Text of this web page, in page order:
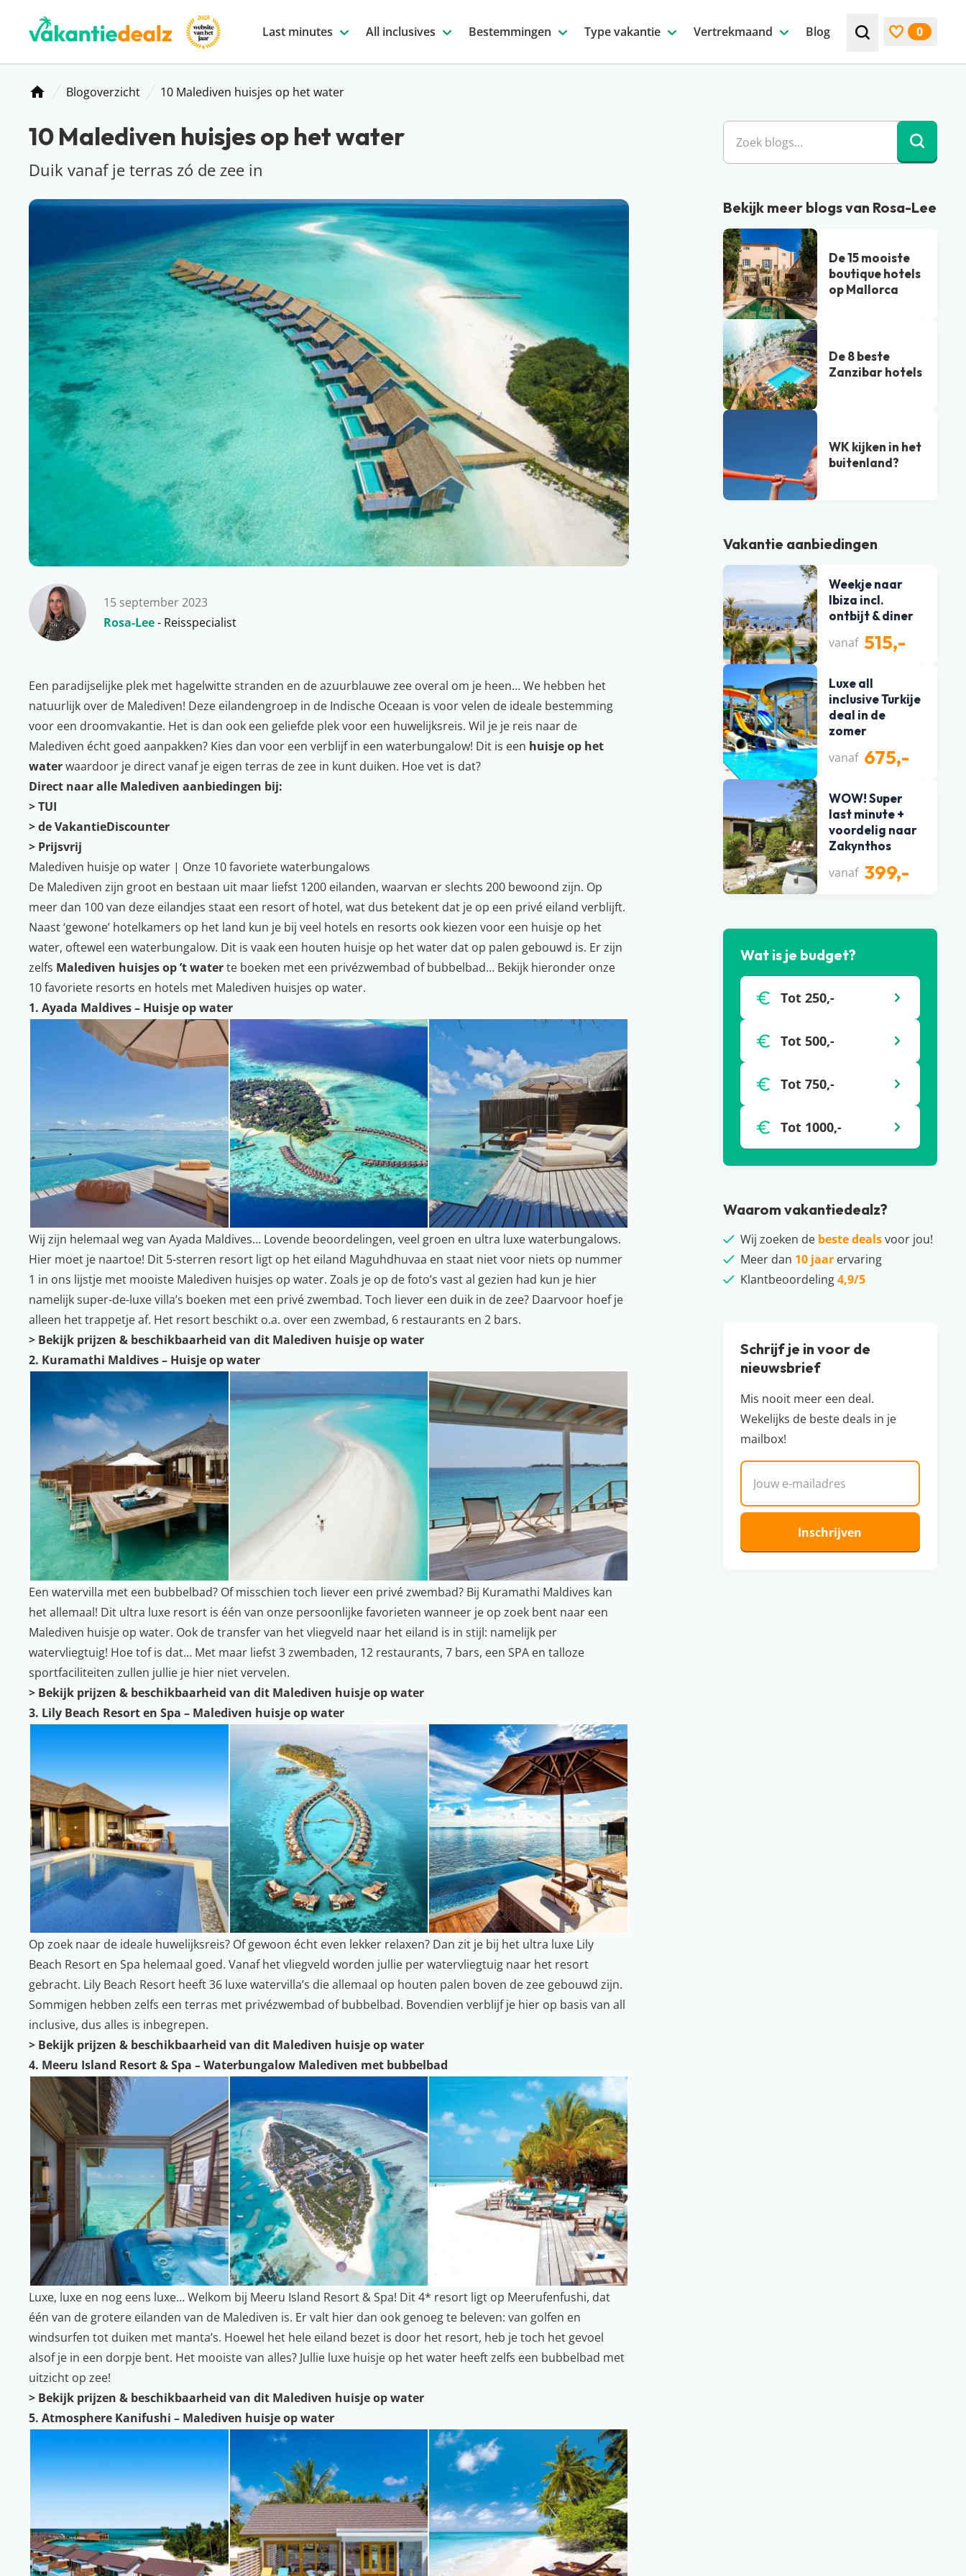
Last minutes All inclusives Bestemmingen Type vakantie Vertrekmaand Blog Zoek bijv. een
0
Home
Blogoverzicht 10 Malediven huisjes op het water
10 Malediven huisjes op het water
Duik vanaf je terras zó de zee in
15 september 2023
Rosa-Lee- Reisspecialist
Een paradijselijke plek met hagelwitte stranden en de azuurblauwe zee overal om je heen… We hebben het
natuurlijk over de Malediven! Deze eilandengroep in de Indische Oceaan is voor velen de ideale bestemming
voor een droomvakantie. Het is dan ook een geliefde plek voor een huwelijksreis. Wil je je reis naar de
Malediven écht goed aanpakken? Kies dan voor een verblijf in een waterbungalow! Dit is een huisje op het
waterwaardoor je direct vanaf je eigen terras de zee in kunt duiken. Hoe vet is dat?
Direct naar alle Malediven aanbiedingen bij:
>TUI
>de VakantieDiscounter
> Prijsvrij
Malediven huisje op water | Onze 10 favoriete waterbungalows
De Malediven zijn groot en bestaan uit maar liefst 1200 eilanden, waarvan er slechts 200 bewoond zijn. Op
meer dan 100 van deze eilandjes staat een resort of hotel, wat dus betekent dat je op een privé eiland verblijft.
Naast ‘gewone’ hotelkamers op het land kun je bij veel hotels en resorts ook kiezen voor een huisje op het
water, oftewel een waterbungalow. Dit is vaak een houten huisje op het water dat op palen gebouwd is. Er zijn
zelfs Malediven huisjes op ’t waterte boeken met een privézwembad of bubbelbad… Bekijk hieronder onze
10 favoriete resorts en hotels met Malediven huisjes op water.
1. Ayada Maldives – Huisje op water
Wij zijn helemaal weg van Ayada Maldives… Lovende beoordelingen, veel groen en ultra luxe waterbungalows.
Hier moet je naartoe! Dit 5-sterren resort ligt op het eiland Maguhdhuvaa en staat niet voor niets op nummer
1 in ons lijstje met mooiste Malediven huisjes op water. Zoals je op de foto’s vast al gezien had kun je hier
namelijk super-de-luxe villa’s boeken met een privé zwembad. Toch liever een duik in de zee? Daarvoor hoef je
alleen het trappetje af. Het resort beschikt o.a. over een zwembad, 6 restaurants en 2 bars.
> Bekijk prijzen & beschikbaarheid van dit Malediven huisje op water
2. Kuramathi Maldives – Huisje op water
Een watervilla met een bubbelbad? Of misschien toch liever een privé zwembad? Bij Kuramathi Maldives kan
het allemaal! Dit ultra luxe resort is één van onze persoonlijke favorieten wanneer je op zoek bent naar een
Malediven huisje op water. Ook de transfer van het vliegveld naar het eiland is in stijl: namelijk per
watervliegtuig! Hoe tof is dat… Met maar liefst 3 zwembaden, 12 restaurants, 7 bars, een SPA en talloze
sportfaciliteiten zullen jullie je hier niet vervelen.
> Bekijk prijzen & beschikbaarheid van dit Malediven huisje op water
3. Lily Beach Resort en Spa – Malediven huisje op water
Op zoek naar de ideale huwelijksreis? Of gewoon écht even lekker relaxen? Dan zit je bij het ultra luxe Lily
Beach Resort en Spa helemaal goed. Vanaf het vliegveld worden jullie per watervliegtuig naar het resort
gebracht. Lily Beach Resort heeft 36 luxe watervilla’s die allemaal op houten palen boven de zee gebouwd zijn.
Sommigen hebben zelfs een terras met privézwembad of bubbelbad. Bovendien verblijf je hier op basis van all
inclusive, dus alles is inbegrepen.
> Bekijk prijzen & beschikbaarheid van dit Malediven huisje op water
4. Meeru Island Resort & Spa – Waterbungalow Malediven met bubbelbad
Luxe, luxe en nog eens luxe… Welkom bij Meeru Island Resort & Spa! Dit 4* resort ligt op Meerufenfushi, dat
één van de grotere eilanden van de Malediven is. Er valt hier dan ook genoeg te beleven: van golfen en
windsurfen tot duiken met manta’s. Hoewel het hele eiland bezet is door het resort, heb je toch het gevoel
alsof je in een dorpje bent. Het mooiste van alles? Jullie luxe huisje op het water heeft zelfs een bubbelbad met
uitzicht op zee!
> Bekijk prijzen & beschikbaarheid van dit Malediven huisje op water
5. Atmosphere Kanifushi – Malediven huisje op water
Zoek
Bekijk meer blogs van Rosa-Lee
De 15 mooiste
boutique hotels
op Mallorca
De 8 beste
Zanzibar hotels
WK kijken in het
buitenland?
Vakantie aanbiedingen
Weekje naar
Ibiza incl.
ontbijt & diner
vanaf 515,-
Luxe all
inclusive Turkije
deal in de
zomer
vanaf 675,-
WOW! Super
last minute +
voordelig naar
Zakynthos
vanaf 399,-
Wat is je budget?
Tot 250,-
Tot 500,-
Tot 750,-
Tot 1000,-
Waarom vakantiedealz?
Wij zoeken de beste dealsvoor jou!
Meer dan 10 jaarervaring
Klantbeoordeling4,9/5
Schrijf je in voor de
nieuwsbrief
Mis nooit meer een deal.
Wekelijks de beste deals in je
mailbox!
E-mailadres
Inschrijven